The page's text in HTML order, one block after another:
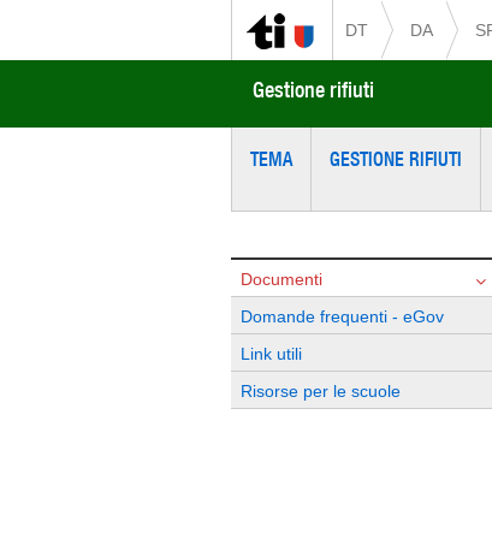
DT DA
Gestione rifiuti
TEMA GESTIONE RIFIUTI
Documenti
Domande frequenti - eGov
Link utili
Risorse per le scuole